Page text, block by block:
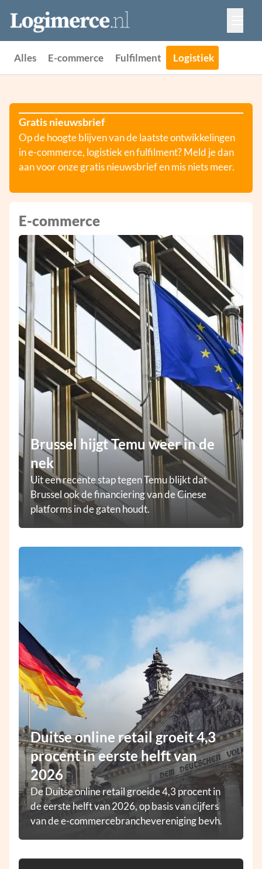
Vacatures
Events
Alles E-commerce Fulfilment Logistiek
Gratis nieuwsbrief
Op de hoogte blijven van de laatste ontwikkelingen
in e-commerce, logistiek en fulfilment? Meld je dan
aan voor onze gratis nieuwsbrief en mis niets meer.
E-commerce
Brussel hijgt Temu weer in de
nek
Uit een recente stap tegen Temu blijkt dat
Brussel ook de financiering van de Cinese
platforms in de gaten houdt.
Duitse online retail groeit 4,3
procent in eerste helft van
2026
De Duitse online retail groeide 4,3 procent in
de eerste helft van 2026, op basis van cijfers
van de e-commercebranchevereniging bevh.